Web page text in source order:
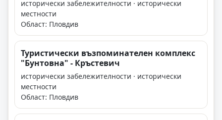
исторически забележителности · исторически
местности
Област: Пловдив
Туристически възпоминателен комплекс
"Бунтовна" - Кръстевич
исторически забележителности · исторически
местности
Област: Пловдив